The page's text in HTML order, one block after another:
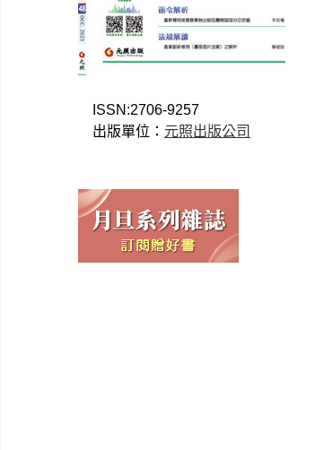
ISSN:2706-9257
出版單位： 元照出版公司